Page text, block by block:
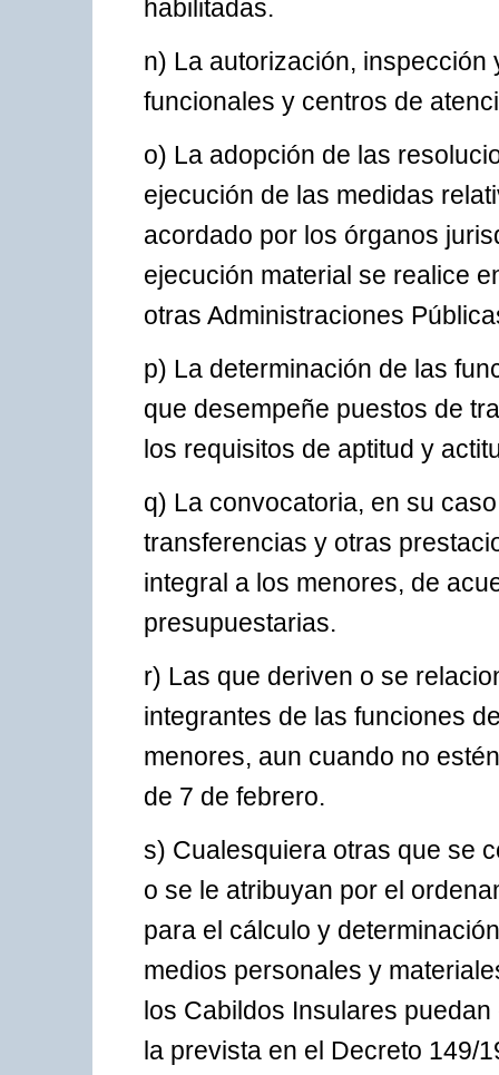
habilitadas.
n) La autorización,
funcionales y centros de
o) La adopción de las
ejecución de las medidas
acordado por los órganos
ejecución material se realice
otras Administraciones
p) La determinación de las
que desempeñe puestos de
los requisitos de aptitud y
q) La convocatoria, en su
transferencias y otras
integral a los menores, de
presupuestarias.
r) Las que deriven o se
integrantes de las funciones
menores, aun cuando no
de 7 de febrero.
s) Cualesquiera otras que se
o se le atribuyan por el
para el cálculo y
medios personales y
los Cabildos Insulares
la prevista en el Decreto 149/